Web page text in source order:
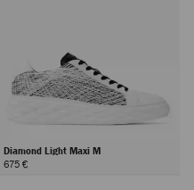
Diamond Light Maxi M
675 €